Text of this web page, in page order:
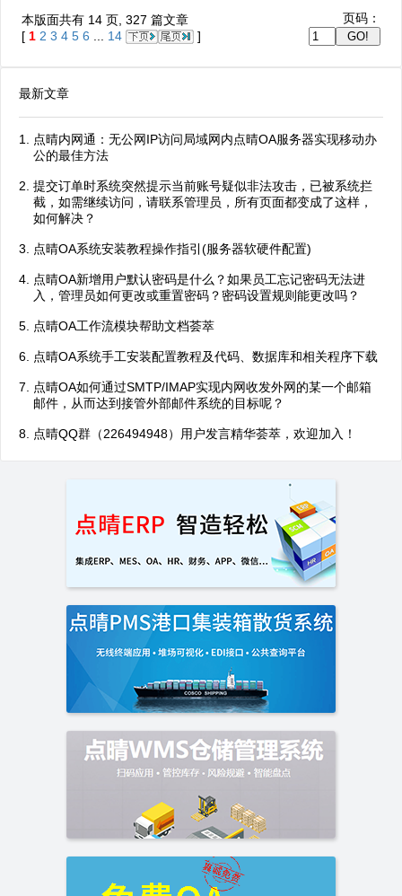
本版面共有 14 页, 327 篇文章
[ 1 2 3 4 5 6 14 ]
页码：
最新文章
点晴内网通：无公网IP访问局域网内点晴OA服务器实现移动办
公的最佳方法
提交订单时系统突然提示当前账号疑似非法攻击，已被系统拦
截，如需继续访问，请联系管理员，所有页面都变成了这样，
如何解决？
点晴OA系统安装教程操作指引(服务器软硬件配置)
点晴OA新增用户默认密码是什么？如果员工忘记密码无法进
入，管理员如何更改或重置密码？密码设置规则能更改吗？
点晴OA工作流模块帮助文档荟萃
点晴OA系统手工安装配置教程及代码、数据库和相关程序下载
点晴OA如何通过SMTP/IMAP实现内网收发外网的某一个邮箱
邮件，从而达到接管外部邮件系统的目标呢？
点晴QQ群（226494948）用户发言精华荟萃，欢迎加入！